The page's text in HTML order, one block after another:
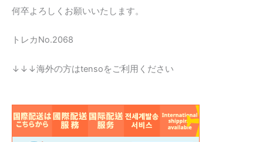
何卒よろしくお願いいたします。
トレカNo.2068
↓↓↓海外の方はtensoをご利用ください